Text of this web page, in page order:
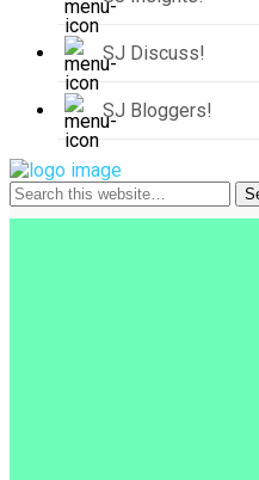
SJ Discuss!
SJ Bloggers!